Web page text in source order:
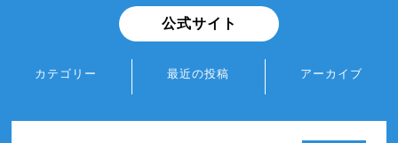
公式サイト
カテゴリー 最近の投稿 アーカイブ